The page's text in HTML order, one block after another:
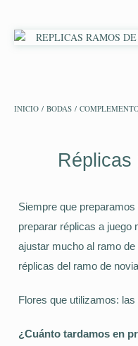
INICIO / BODAS /
Réplicas
Siempre que
preparar réplicas a juego
ajustar mucho al ramo
réplicas del ramo de
Flores que utilizamos:
¿Cuánto tardamos en